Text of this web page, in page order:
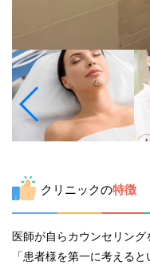
クリニックの特徴
医師が自らカウンセリング
「患者様を第一に考える